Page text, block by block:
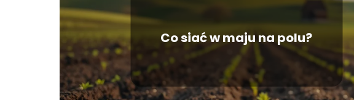
Co siać w maju na polu?